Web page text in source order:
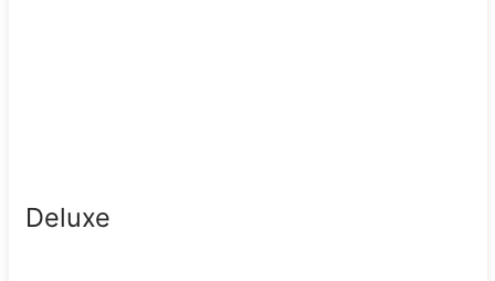
Deluxe